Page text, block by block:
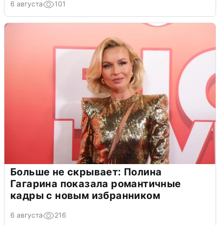
6 августа 101
Больше не скрывает: Полина
Гагарина показала романтичные
кадры с новым избранником
6 августа 216